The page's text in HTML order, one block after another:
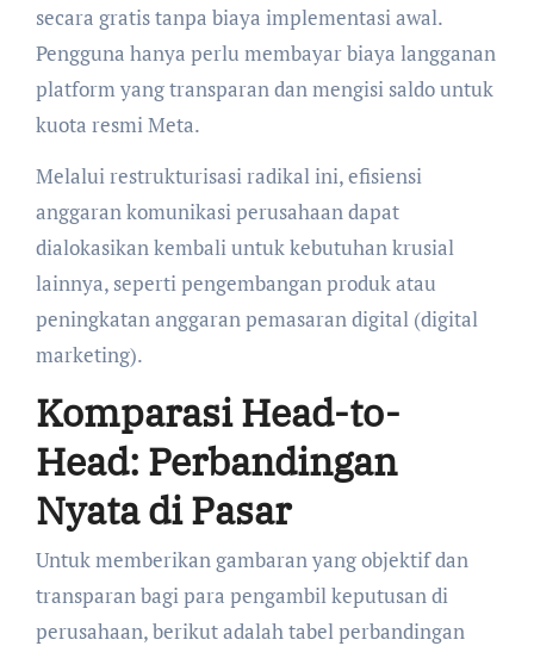
secara gratis tanpa biaya implementasi awal.
Pengguna hanya perlu membayar biaya langganan
platform yang transparan dan mengisi saldo untuk
kuota resmi Meta.
Melalui restrukturisasi radikal ini, efisiensi
anggaran komunikasi perusahaan dapat
dialokasikan kembali untuk kebutuhan krusial
lainnya, seperti pengembangan produk atau
peningkatan anggaran pemasaran digital (digital
marketing).
Komparasi Head-to-
Head: Perbandingan
Nyata di Pasar
Untuk memberikan gambaran yang objektif dan
transparan bagi para pengambil keputusan di
perusahaan, berikut adalah tabel perbandingan